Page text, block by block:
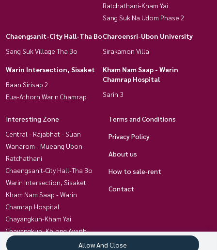
Ratchathani-Kham Yai
Sang Suk Na Udom Phase 2
Chaengsanit-City Hall-Tha Bo
Sang Suk Village Tha Bo
Charoensri-Ubon University
Sirakamon Villa
Warin Intersection, Sisaket
Baan Sirisap 2
Eua-Athorn Warin Chamrap
Kham Nam Saap - Warin
Chamrap Hospital
Sarin 3
Interesting Zone
Central - Rajabhat - Suan
Wanarom - Mueang Ubon
Ratchathani
Chaengsanit-City Hall-Tha Bo
Warin Intersection, Sisaket
Kham Nam Saap - Warin
Chamrap Hospital
Chayangkun-Kham Yai
Chayangkun, Khlong Awuth
Chayangkun-Huai Khum
Terms and Conditions
Privacy Policy
About us
How to sale-rent
Contact
Allow And Close